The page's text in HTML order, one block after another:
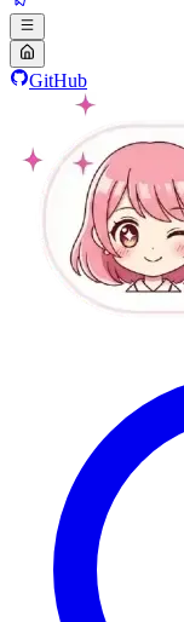
GitHub